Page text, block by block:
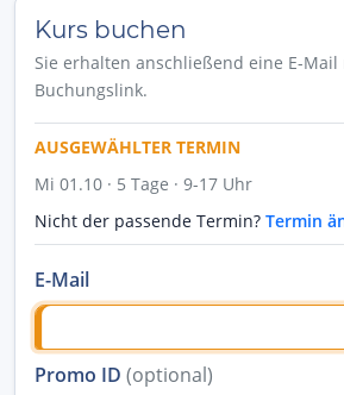
Kurs buchen
Sie erhalten anschließend eine E-Mail
Buchungslink.
AUSGEWÄHLTER TERMIN
Mi 01.10 · 5 Tage · 9-17 Uhr
Nicht der passende Termin? Termin
E-Mail
Promo ID (optional)